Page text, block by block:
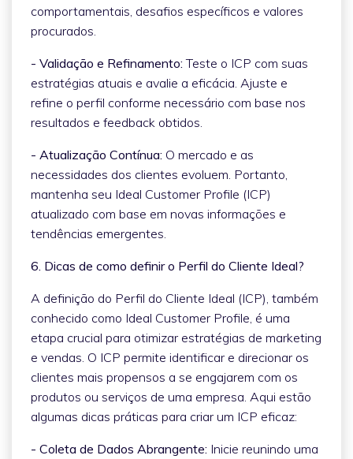
comportamentais, desafios específicos e valores
procurados.
- Validação e Refinamento:Teste o ICP com suas
estratégias atuais e avalie a eficácia. Ajuste e
refine o perfil conforme necessário com base nos
resultados e feedback obtidos.
- Atualização Contínua: O mercado e as
necessidades dos clientes evoluem. Portanto,
mantenha seu Ideal Customer Profile (ICP)
atualizado com base em novas informações e
tendências emergentes.
6. Dicas de como definir o Perfil do Cliente Ideal?
A definição do Perfil do Cliente Ideal (ICP), também
conhecido como Ideal Customer Profile, é uma
etapa crucial para otimizar estratégias de marketing
e vendas. O ICP permite identificar e direcionar os
clientes mais propensos a se engajarem com os
produtos ou serviços de uma empresa. Aqui estão
algumas dicas práticas para criar um ICP eficaz:
- Coleta de Dados Abrangente: Inicie reunindo uma